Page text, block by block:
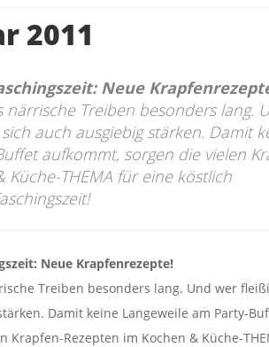
2011
Neue
närrische Treiben besonders lang.
auch ausgiebig stärken. Damit
aufkommt, sorgen die vielen
Küche-THEMA für eine köstlich
Neue Krapfenrezepte!
Treiben besonders lang. Und wer
Damit keine Langeweile am Party-
Krapfen-Rezepten im Kochen & Küche-